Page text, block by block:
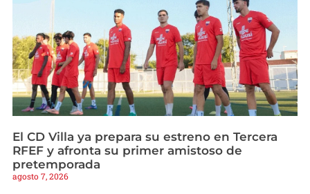
El CD Villa ya prepara su estreno en Tercera
RFEF y afronta su primer amistoso de
pretemporada
agosto 7, 2026